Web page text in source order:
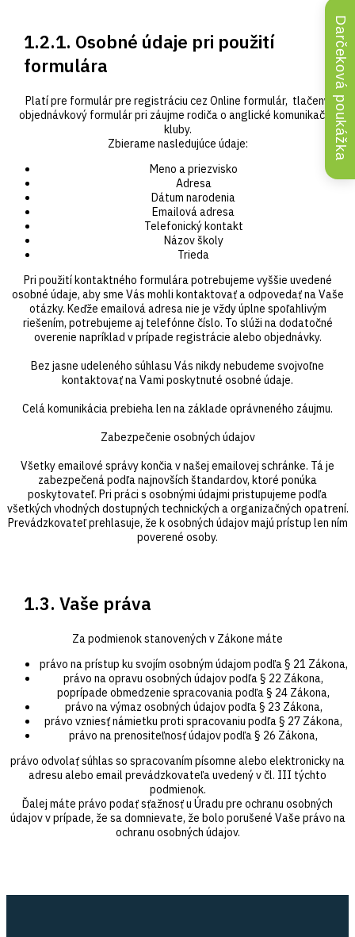
1.2.1. Osobné údaje pri použití
formulára
Platí pre formulár pre registráciu cez Online formulár, tlačený
objednávkový formulár pri záujme rodiča o anglické komunikačné
kluby.
Zbierame nasledujúce údaje:
Meno a priezvisko
Adresa
Dátum narodenia
Emailová adresa
Telefonický kontakt
Názov školy
Trieda
Pri použití kontaktného formulára potrebujeme vyššie uvedené
osobné údaje, aby sme Vás mohli kontaktovať a odpovedať na Vaše
otázky. Keďže emailová adresa nie je vždy úplne spoľahlivým
riešením, potrebujeme aj telefónne číslo. To slúži na dodatočné
overenie napríklad v prípade registrácie alebo objednávky.
Bez jasne udeleného súhlasu Vás nikdy nebudeme svojvoľne
kontaktovať na Vami poskytnuté osobné údaje.
Celá komunikácia prebieha len na základe oprávneného záujmu.
Zabezpečenie osobných údajov
Všetky emailové správy končia v našej emailovej schránke. Tá je
zabezpečená podľa najnovších štandardov, ktoré ponúka
poskytovateľ. Pri práci s osobnými údajmi pristupujeme podľa
všetkých vhodných dostupných technických a organizačných opatrení.
Prevádzkovateľ prehlasuje, že k osobných údajov majú prístup len ním
poverené osoby.
1.3. Vaše práva
Za podmienok stanovených v Zákone máte
právo na prístup ku svojím osobným údajom podľa § 21 Zákona,
právo na opravu osobných údajov podľa § 22 Zákona,
poprípade obmedzenie spracovania podľa § 24 Zákona,
právo na výmaz osobných údajov podľa § 23 Zákona,
právo vzniesť námietku proti spracovaniu podľa § 27 Zákona,
právo na prenositeľnosť údajov podľa § 26 Zákona,
právo odvolať súhlas so spracovaním písomne alebo elektronicky na
adresu alebo email prevádzkovateľa uvedený v čl. III týchto
podmienok.
Ďalej máte právo podať sťažnosť u Úradu pre ochranu osobných
údajov v prípade, že sa domnievate, že bolo porušené Vaše právo na
ochranu osobných údajov.
Darčeková poukážka